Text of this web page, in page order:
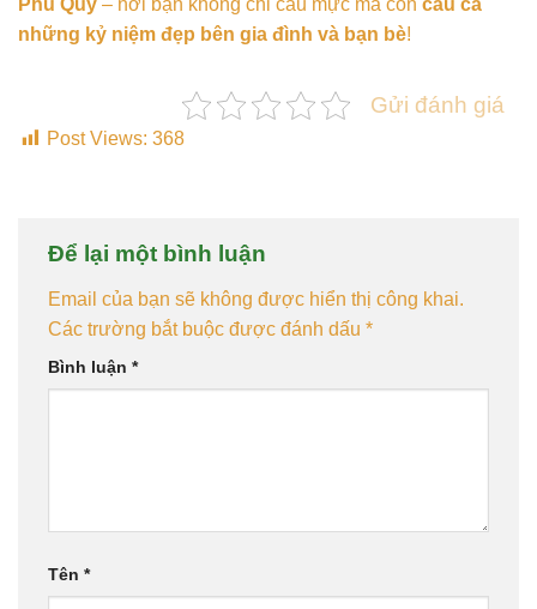
Phú Quý – nơi bạn không chỉ câu mực mà còn câu cả
những kỷ niệm đẹp bên gia đình và bạn bè!
Gửi đánh giá
Post Views: 368
Để lại một bình luận
Email của bạn sẽ không được hiển thị công khai.
Các trường bắt buộc được đánh dấu *
Bình luận *
Tên *